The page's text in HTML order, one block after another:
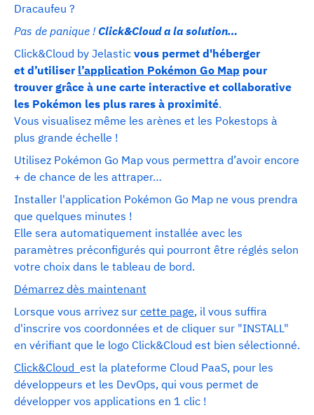
Dracaufeu ?
Pas de panique !Click&Cloud a la solution…
Click&Cloud by Jelastic vous permet d'héberger
et d’utiliser l’application Pokémon Go Map pour
trouver grâce à une carte interactive et collaborative
les Pokémon les plus rares à proximité.
Vous visualisez même les arènes et les Pokestops à
plus grande échelle !
Utilisez Pokémon Go Map vous permettra d’avoir encore
+ de chance de les attraper…
Installer l'application Pokémon Go Map ne vous prendra
que quelques minutes !
Elle sera automatiquement installée avec les
paramètres préconfigurés qui pourront être réglés selon
votre choix dans le tableau de bord.
Démarrez dès maintenant
Lorsque vous arrivez sur cette page, il vous suffira
d'inscrire vos coordonnées et de cliquer sur "INSTALL"
en vérifiant que le logo Click&Cloud est bien sélectionné.
Click&Cloud est la plateforme Cloud PaaS, pour les
développeurs et les DevOps, qui vous permet de
développer vos applications en 1 clic !